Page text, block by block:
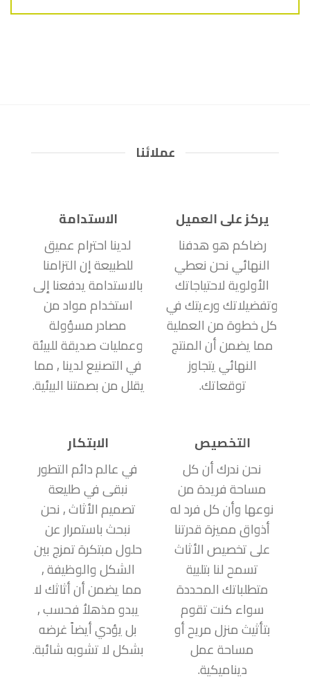
عملائنا
يركز على العميل
رضاكم هو هدفنا
النهائي نحن نعطي
الأولوية لاحتياجاتك
وتفضيلاتك ورءيتك في
كل خطوة من العملية
مما يضمن أن المنتج
النهائي يتجاوز
توقعاتك.
الاستدامة
لدينا احترام عميق
للطبيعة إن التزامنا
بالاستدامة يدفعنا إلى
استخدام مواد من
مصادر مسؤولة
وعمليات صديقة للبيئة
في التصنيع لدينا , مما
يقلل من بصمتنا البيئية.
التخصيص
نحن ندرك أن كل
مساحة فريدة من
نوعها وأن كل فرد له
أذواق مميزة قدرتنا
على تخصيص الأثاث
تسمح لنا بتلبية
متطلباتك المحددة
سواء كنت تقوم
بتأثيث منزل مريح أو
مساحة عمل
ديناميكية.
الابتكار
في عالم دائم التطور
نبقى في طليعة
تصميم الأثاث , نحن
نبحث باستمرار عن
حلول مبتكرة تمزج بين
الشكل والوظيفة ,
مما يضمن أن أثاثك لا
يبدو مذهلاُ فحسب ,
بل يؤدي أيضاً غرضه
بشكل لا تشوبه شائبة.